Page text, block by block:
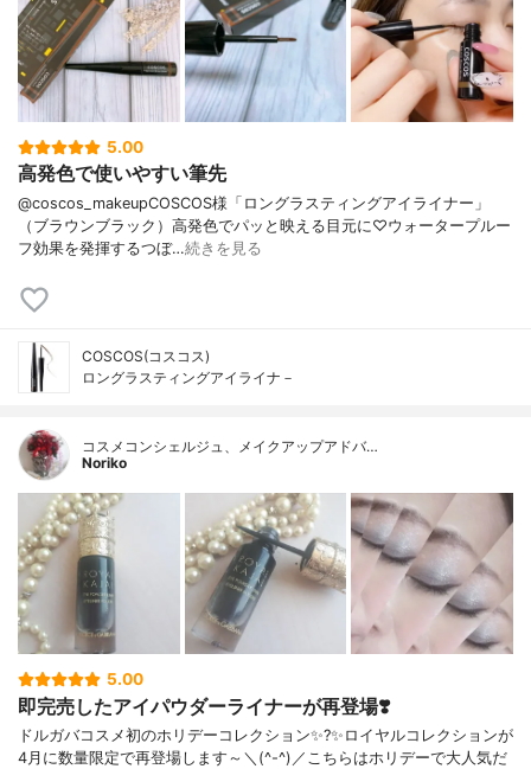
5.00
高発色で使いやすい筆先
@coscos_makeupCOSCOS様「ロングラスティングアイライナー」
（ブラウンブラック）高発色でパッと映える目元に♡ウォータープルー
フ効果を発揮するつぼ…続きを見る
COSCOS(コスコス)
ロングラスティングアイライナ－
コスメコンシェルジュ、メイクアップアドバ…
Noriko
5.00
即完売したアイパウダーライナーが再登場❣️
ドルガバコスメ初のホリデーコレクション✨?✨ロイヤルコレクションが
4月に数量限定で再登場します～＼(^-^)／こちらはホリデーで大人気だ